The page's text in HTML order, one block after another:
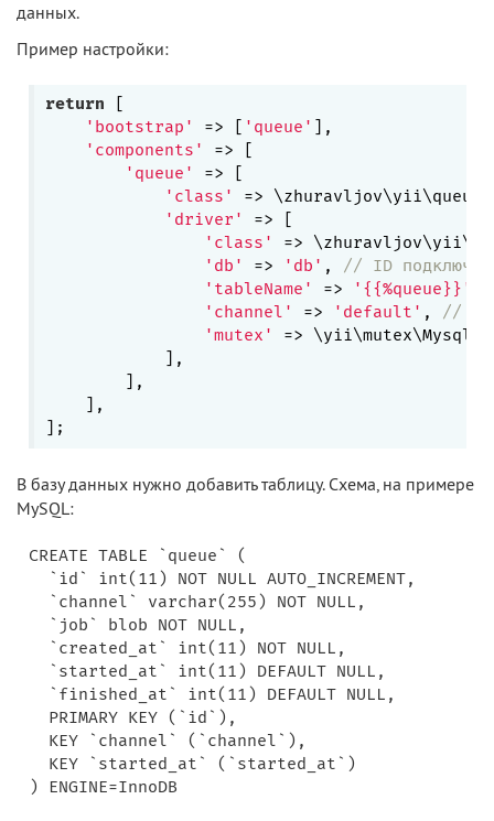
данных.
Пример настройки:
return [
'bootstrap'
=> [ 'queue' ],
'components'
=> [
'queue'
=> [
'class'
=>
'driver'
=> [
'class'
=>
'db'
=> 'db' , // ID
'tableName'
=> '{{%queue}}'
'channel'
=> 'default' , //
'mutex'
=>
            ],
        ],
    ],
В базу данных нужно добавить таблицу. Схема, на примере
MySQL:
CREATE TABLE `queue` (